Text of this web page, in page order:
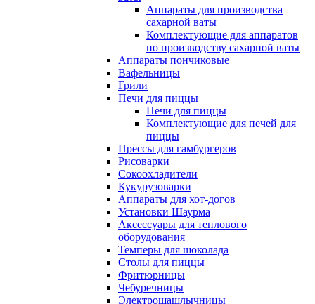
Аппараты для производства
сахарной ваты
Комплектующие для аппаратов
по производству сахарной ваты
Аппараты пончиковые
Вафельницы
Грили
Печи для пиццы
Печи для пиццы
Комплектующие для печей для
пиццы
Прессы для гамбургеров
Рисоварки
Сокоохладители
Кукурузоварки
Аппараты для хот-догов
Установки Шаурма
Аксессуары для теплового
оборудования
Темперы для шоколада
Столы для пиццы
Фритюрницы
Чебуречницы
Электрошашлычницы